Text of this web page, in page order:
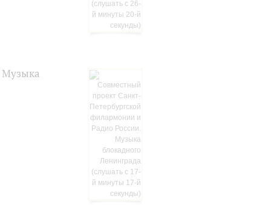
Музыка